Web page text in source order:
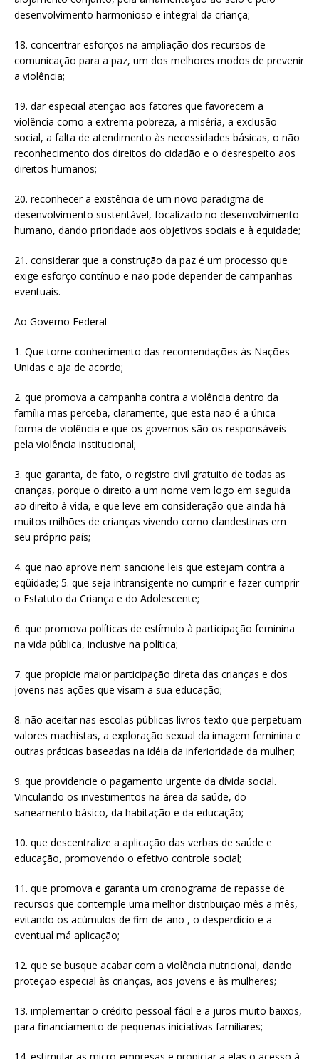
desenvolvimento harmonioso e integral da criança;
18. concentrar esforços na ampliação dos recursos de
comunicação para a paz, um dos melhores modos de prevenir
a violência;
19. dar especial atenção aos fatores que favorecem a
violência como a extrema pobreza, a miséria, a exclusão
social, a falta de atendimento às necessidades básicas, o não
reconhecimento dos direitos do cidadão e o desrespeito aos
direitos humanos;
20. reconhecer a existência de um novo paradigma de
desenvolvimento sustentável, focalizado no desenvolvimento
humano, dando prioridade aos objetivos sociais e à equidade;
21. considerar que a construção da paz é um processo que
exige esforço contínuo e não pode depender de campanhas
eventuais.
Ao Governo Federal
1. Que tome conhecimento das recomendações às Nações
Unidas e aja de acordo;
2. que promova a campanha contra a violência dentro da
família mas perceba, claramente, que esta não é a única
forma de violência e que os governos são os responsáveis
pela violência institucional;
3. que garanta, de fato, o registro civil gratuito de todas as
crianças, porque o direito a um nome vem logo em seguida
ao direito à vida, e que leve em consideração que ainda há
muitos milhões de crianças vivendo como clandestinas em
seu próprio país;
4. que não aprove nem sancione leis que estejam contra a
eqüidade; 5. que seja intransigente no cumprir e fazer cumprir
o Estatuto da Criança e do Adolescente;
6. que promova políticas de estímulo à participação feminina
na vida pública, inclusive na política;
7. que propicie maior participação direta das crianças e dos
jovens nas ações que visam a sua educação;
8. não aceitar nas escolas públicas livros-texto que perpetuam
valores machistas, a exploração sexual da imagem feminina e
outras práticas baseadas na idéia da inferioridade da mulher;
9. que providencie o pagamento urgente da dívida social.
Vinculando os investimentos na área da saúde, do
saneamento básico, da habitação e da educação;
10. que descentralize a aplicação das verbas de saúde e
educação, promovendo o efetivo controle social;
11. que promova e garanta um cronograma de repasse de
recursos que contemple uma melhor distribuição mês a mês,
evitando os acúmulos de fim-de-ano , o desperdício e a
eventual má aplicação;
12. que se busque acabar com a violência nutricional, dando
proteção especial às crianças, aos jovens e às mulheres;
13. implementar o crédito pessoal fácil e a juros muito baixos,
para financiamento de pequenas iniciativas familiares;